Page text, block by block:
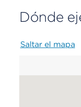
Dónde
Saltar el mapa